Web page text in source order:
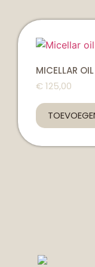
MICELLAR OIL
€ 125,00